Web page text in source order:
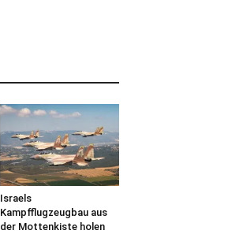
Israels
Kampfflugzeugbau aus
der Mottenkiste holen